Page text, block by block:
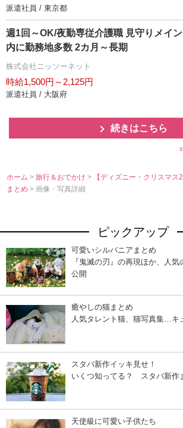
派遣社員 / 東京都
週1回～OK/夜勤専従介護職 見守りメイ
内に勤務地多数 2カ月～長期
株式会社ニッソーネット
時給1,500円～2,125円
派遣社員 / 大阪府
続きはこちら
ホーム >旅行＆おでかけ>
【ディズニー・クリスマ
まとめ> 画像・写真詳細
ピックアップ
可愛いシルバニアまとめ
『鬼滅の刃』の再現ほか、人
公開
癒やしの猫まとめ
人気タレント猫、猫写真集…キ
スタバ新作イッキ見せ！
いくつ知ってる？ スタバ新作
天使級に可愛い子供たち